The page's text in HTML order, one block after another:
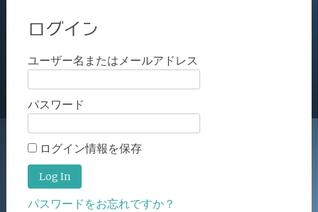
ログイン
ユーザー名またはメールアドレス
パスワード
ログイン情報を保存
パスワードをお忘れですか？